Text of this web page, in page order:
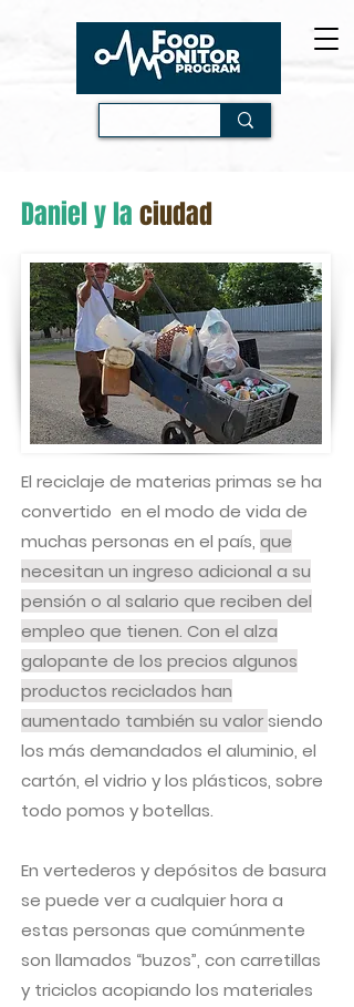
Daniel y la ciudad
El reciclaje de materias primas se ha
convertido en el modo de vida de
muchas personas en el país, que
necesitan un ingreso adicional a su
pensión o al salario que reciben del
empleo que tienen. Con el alza
galopante de los precios algunos
productos reciclados han
aumentado también su valorsiendo
los más demandados el aluminio, el
cartón, el vidrio y los plásticos, sobre
todo pomos y botellas.
En vertederos y depósitos de basura
se puede ver a cualquier hora a
estas personas que comúnmente
son llamados “buzos”, con carretillas
y triciclos acopiando los materiales